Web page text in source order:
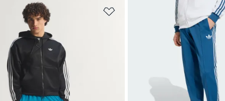
życzeń Dodaj do listy życzeń